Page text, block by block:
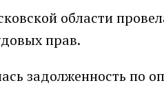
области
прав.
задолженность по